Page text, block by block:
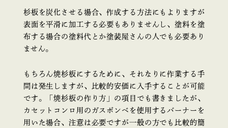
杉板を炭化させる場合、作成する方法にもよりますが
表面を平滑に加工する必要もありませんし、塗料を塗
布する場合の塗料代とか塗装屋さんの人でも必要あり
ません。
もちろん焼杉板にするために、それなりに作業する手
間は発生しますが、比較的安価に入手することが可能
です。「焼杉板の作り方」の項目でも書きましたが、
カセットコンロ用のガスボンベを使用するバーナーを
用いた場合、注意は必要ですが一般の方でも比較的簡